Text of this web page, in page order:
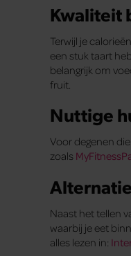
Kwaliteit
Terwijl je
een stuk taart
belangrijk om
fruit.
Nuttige
Voor degenen
zoals
Naast het tellen
waarbij je eet
alles lezen in: